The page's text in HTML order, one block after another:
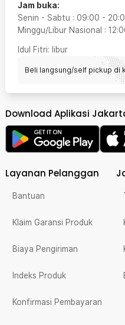
Jam buka:
Senin - Sabtu : 09:00 -
Minggu/Libur Nasional :
Idul Fitri: libur
Beli langsung/self pickup di
Download Aplikasi
Layanan Pelanggan
Bantuan
Klaim Garansi Produk
Biaya Pengiriman
Indeks Produk
Konfirmasi Pembayaran